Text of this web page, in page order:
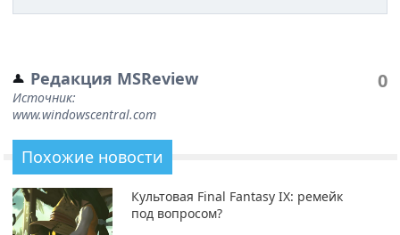
Редакция MSReview
Источник:
www.windowscentral.com
0
Похожие новости
Культовая Final Fantasy IX: ремейк
под вопросом?